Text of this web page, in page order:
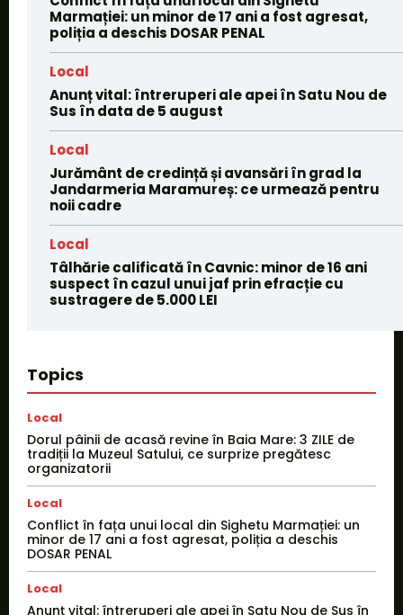
Marmației: un minor de 17 ani a fost agresat,
poliția a deschis DOSAR PENAL
Local
Anunț vital: întreruperi ale apei în Satu Nou de
Sus în data de 5 august
Local
Jurământ de credință și avansări în grad la
Jandarmeria Maramureș: ce urmează pentru
noii cadre
Local
Tâlhărie calificată în Cavnic: minor de 16 ani
suspect în cazul unui jaf prin efracție cu
sustragere de 5.000 LEI
Topics
Local
Dorul pâinii de acasă revine în Baia Mare: 3 ZILE de
tradiții la Muzeul Satului, ce surprize pregătesc
organizatorii
Local
Conflict în fața unui local din Sighetu Marmației: un
minor de 17 ani a fost agresat, poliția a deschis
DOSAR PENAL
Local
Anunț vital: întreruperi ale apei în Satu Nou de Sus în